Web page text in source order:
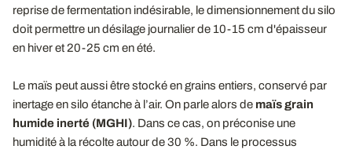
reprise de fermentation indésirable, le dimensionnement du silo
doit permettre un désilage journalier de 10-15 cm d'épaisseur
en hiver et 20-25 cm en été.
Le maïs peut aussi être stocké en grains entiers, conservé par
inertage en silo étanche à l’air. On parle alors de maïs grain
humide inerté (MGHI). Dans ce cas, on préconise une
humidité à la récolte autour de 30 %. Dans le processus